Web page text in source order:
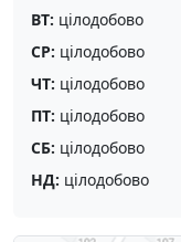
ВТ: цілодобово
СР: цілодобово
ЧТ: цілодобово
ПТ: цілодобово
СБ: цілодобово
НД: цілодобово